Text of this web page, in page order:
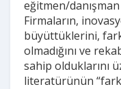
eğitmen/
Firmaların,
büyüttüklerini,
olmadığını ve
sahip olduklarını
literatürünün